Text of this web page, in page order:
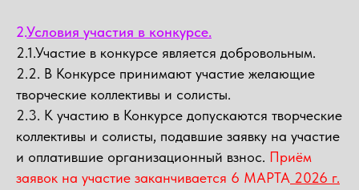
2.Условия участия в конкурсе.
2.1.Участие в конкурсе является добровольным.
2.2. В Конкурсе принимают участие желающие
творческие коллективы и солисты.
2.3. К участию в Конкурсе допускаются творческие
коллективы и солисты, подавшие заявку на участие
и оплатившие организационный взнос. Приём
заявок на участие заканчивается 6 МАРТА 2026 г.